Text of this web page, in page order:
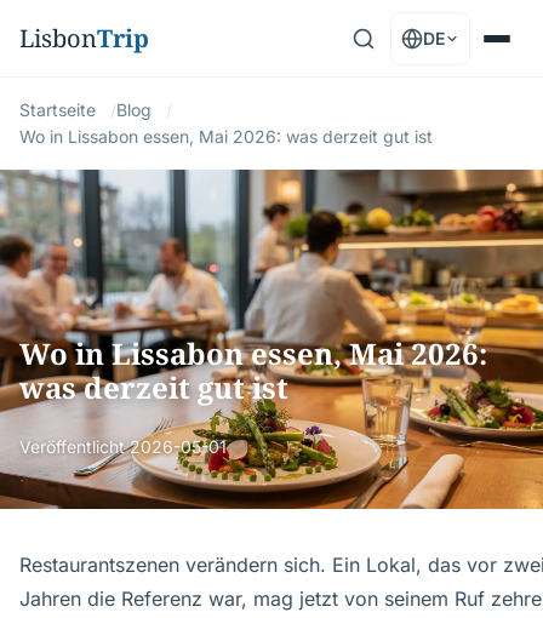
LisbonTrip DE
Startseite
Blog
Wo in Lissabon essen, Mai 2026: was derzeit gut ist
Wo in Lissabon essen, Mai 2026:
was derzeit gut ist
Veröffentlicht2026-05-01
Restaurantszenen verändern sich. Ein Lokal, das vor
Jahren die Referenz war, mag jetzt von seinem Ruf